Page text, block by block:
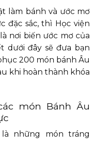
làm bánh và ước mơ
đặc sắc, thì Học viện
nơi biến ước mơ của
dưới đây sẽ đưa bạn
200 món bánh Âu
khi hoàn thành khóa
món Bánh Âu
những món tráng